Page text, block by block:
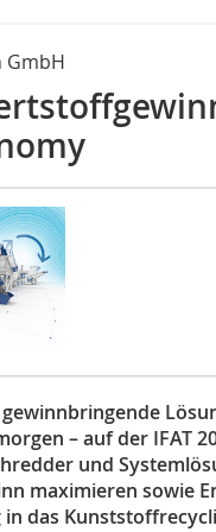
GmbH
– auf der IFAT
und
maximieren sowie
das